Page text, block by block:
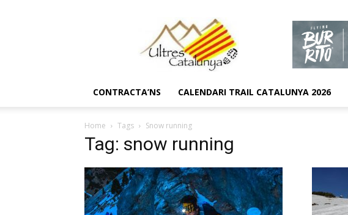
CONTRACTA’NS CALENDARI TRAIL CATALUNYA 2026
Home Tags Snow running
Tag: snow running